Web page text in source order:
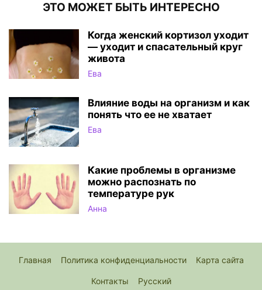
ЭТО МОЖЕТ БЫТЬ ИНТЕРЕСНО
Когда женский кортизол уходит
— уходит и спасательный круг
живота
Ева
Влияние воды на организм и как
понять что ее не хватает
Ева
Какие проблемы в организме
можно распознать по
температуре рук
Анна
Главная Политика конфиденциальности Карта сайта
Контакты Русский